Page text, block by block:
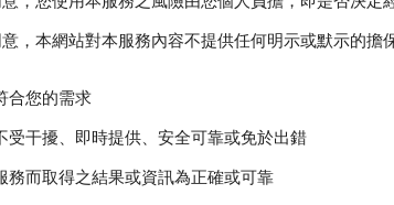
，本網站對本服務內容不提供任何明示或默示的
合您的需求
受干擾、即時提供、安全可靠或免於出錯
務而取得之結果或資訊為正確或可靠